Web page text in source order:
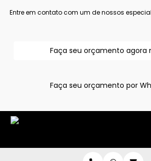
Entre em contato com um de nossos
Faça seu orçamento agora
Faça seu orçamento por